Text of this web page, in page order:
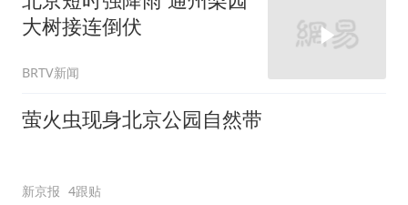
大树接连倒伏
BRTV新闻
萤火虫现身北京公园自然带
新京报 4跟贴